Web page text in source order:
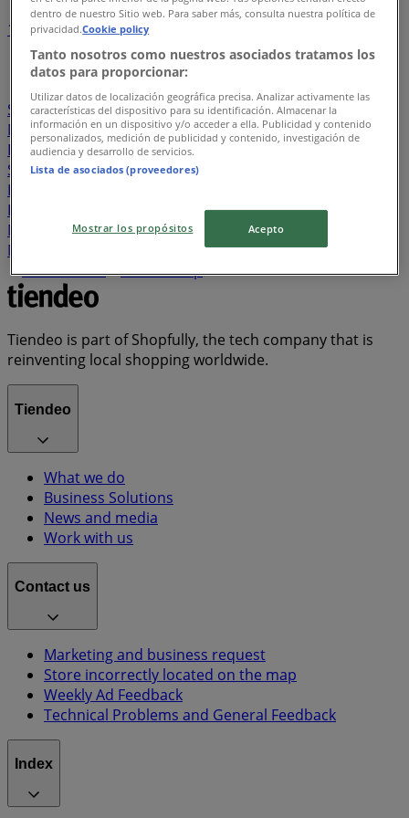
1 345
7
Carrefour
Lulu Hypermarket Nesto
KM Trading
Sephora
Al Madina Safeer Market Wear Mart
Maya
Mashreq Bank Istanbul Supermarket
Al
Kabayel
Adidas Day to Day Green House
Sharaf DG
Red Tag Emirates NBD
HSBC
Brands for Less
Dubai Islamic Bank
Rakbank
Max
MMI Al Adil Life Pharmacy Miniso
Megamart
Commercial Bank of Dubai
Massimo Dutti
Homes R Us
Union Coop
Tiendeo is part of Shopfully, the tech company that is
reinventing local shopping worldwide.
Tiendeo
What we do
Business Solutions
News and media
Work with us
Contact us
Marketing and business request
Store incorrectly located on the map
Weekly Ad Feedback
Technical Problems and General Feedback
Index
dentro de nuestro Sitio web. Para saber más, consulta nuestra política de
privacidad.Cookie policy
Tanto nosotros como nuestros asociados tratamos los
datos para proporcionar:
Utilizar datos de localización geográfica precisa. Analizar activamente las
características del dispositivo para su identificación. Almacenar la
información en un dispositivo y/o acceder a ella. Publicidad y contenido
personalizados, medición de publicidad y contenido, investigación de
audiencia y desarrollo de servicios.
Lista de asociados (proveedores)
Mostrar los propósitos Acepto